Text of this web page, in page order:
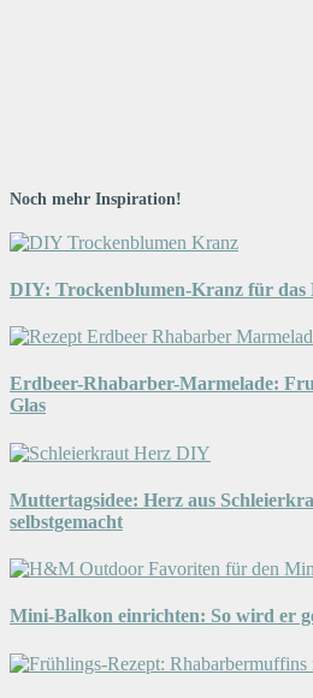
Noch mehr Inspiration!
DIY: Trockenblumen-Kranz für das
Erdbeer-Rhabarber-Marmelade:
Glas
Muttertagsidee: Herz aus
selbstgemacht
Mini-Balkon einrichten: So wird er